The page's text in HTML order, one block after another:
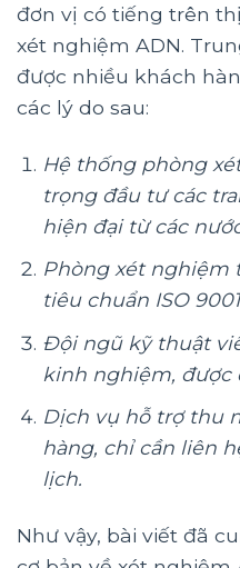
đơn vị có tiếng trên
xét nghiệm ADN.
được nhiều khách
các lý do sau:
Hệ thống phòng
trọng đầu tư các
hiện đại từ các
Phòng xét nghiệm
tiêu chuẩn ISO
Đội ngũ kỹ thuật
kinh nghiệm, được
Dịch vụ hỗ trợ thu
hàng, chỉ cần liên
lịch.
Như vậy, bài viết đã